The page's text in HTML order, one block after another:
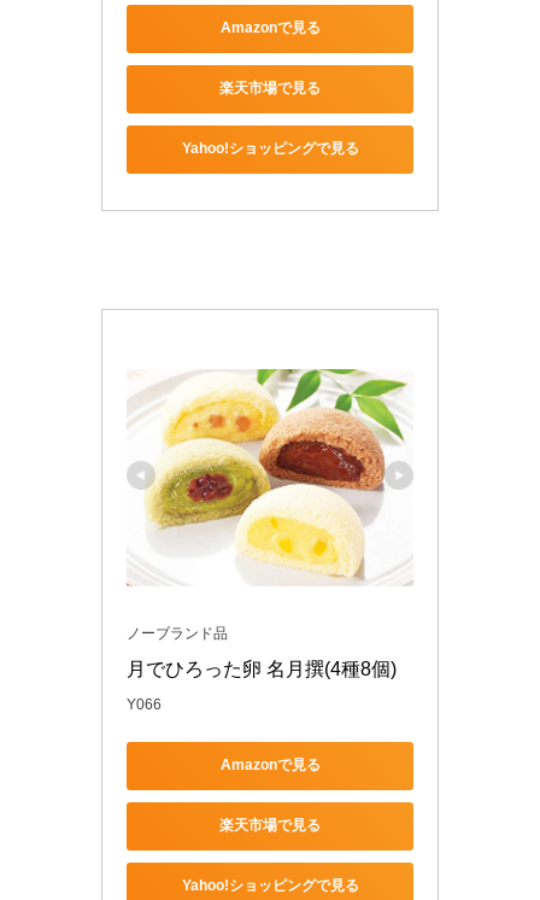
Amazonで見る
楽天市場で見る
Yahoo!ショッピングで見る
ノーブランド品
月でひろった卵 名月撰(4種8個)
Y066
Amazonで見る
楽天市場で見る
Yahoo!ショッピングで見る